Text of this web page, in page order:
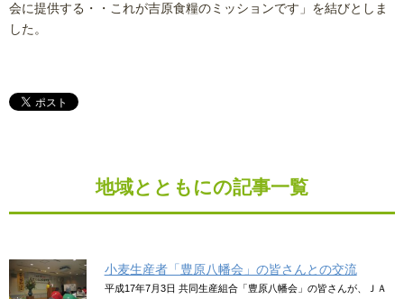
会に提供する・・これが吉原食糧のミッションです」を結びとしま
した。
地域とともにの記事一覧
小麦生産者「豊原八幡会」の皆さんとの交流
平成17年7月3日 共同生産組合「豊原八幡会」の皆さんが、ＪＡ